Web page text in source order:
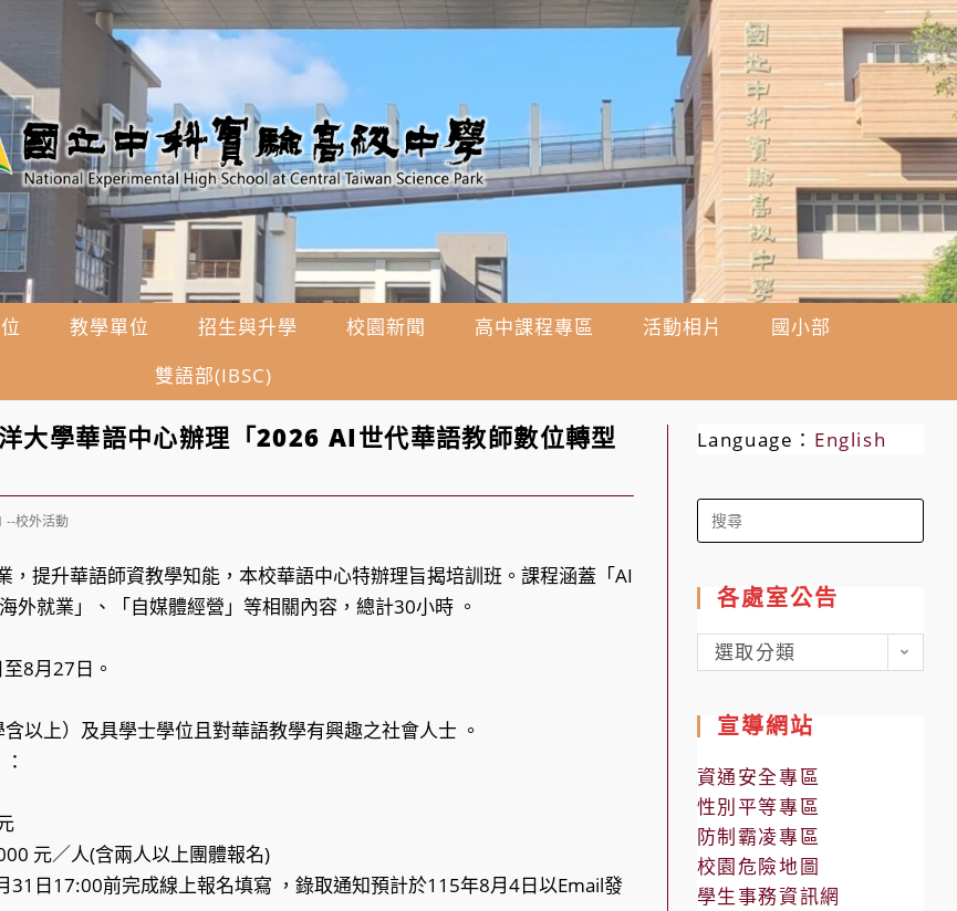
教學單位 招生與升學 校園新聞 高中課程專區 活動相片
國小部
雙語部(IBSC)
大學華語中心辦理「2026 AI世代華語教師數位轉型
--校外活動
，提升華語師資教學知能，本校華語中心特辦理旨揭培訓班。課程涵蓋「AI
外就業」、「自媒體經營」等相關內容，總計30小時 。
8月27日。
以上）及具學士學位且對華語教學有興趣之社會人士 。
元／人(含兩人以上團體報名)
31日17:00前完成線上報名填寫 ，錄取通知預計於115年8月4日以Email發
Language： English
Search
for:
各處室公告
各
處
公
告
選取分類
宣導網站
資通安全專區
性別平等專區
防制霸凌專區
校園危險地圖
學生事務資訊網